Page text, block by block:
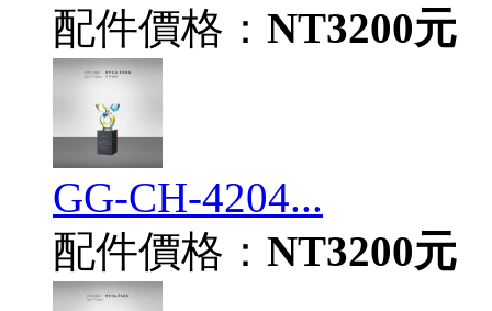
配件價格： NT3200元
GG-CH-4204...
配件價格： NT3200元